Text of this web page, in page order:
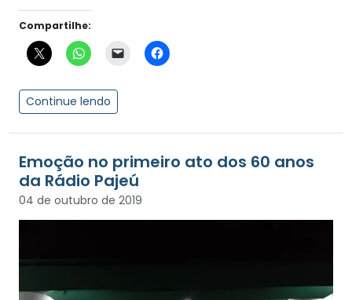
Compartilhe:
Continue lendo
Emoção no primeiro ato dos 60 anos
da Rádio Pajeú
04 de outubro de 2019